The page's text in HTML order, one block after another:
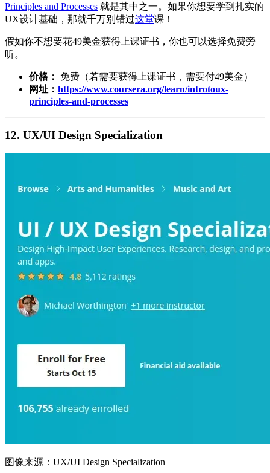
Principles and Processes 就是其中之一。如果你想要学到扎实的
UX设计基础，那就千万别错过这堂课！
假如你不想要花49美金获得上课证书，你也可以选择免费旁
听。
价格：
免费（若需要获得上课证书，需要付49美金）
网址： https://www.coursera.org/learn/introtoux-
principles-and-processes
12. UX/UI Design Specialization
图像来源：UX/UI Design Specialization